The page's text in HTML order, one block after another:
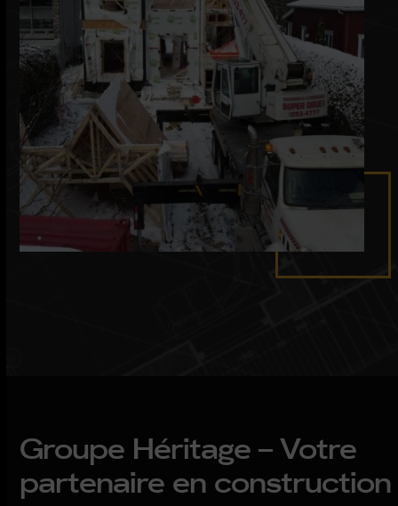
Groupe Héritage – Votre
partenaire en construction